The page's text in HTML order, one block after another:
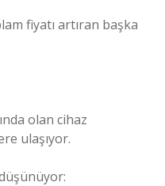
fiyatı artıran başka
olan cihaz
ulaşıyor.